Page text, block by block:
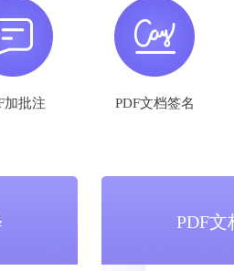
加批注 PDF文档签名
PDF文